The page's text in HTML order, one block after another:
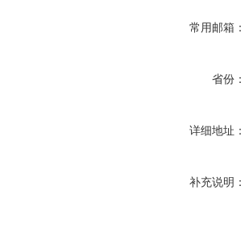
常用邮箱：
省份：
详细地址：
补充说明：